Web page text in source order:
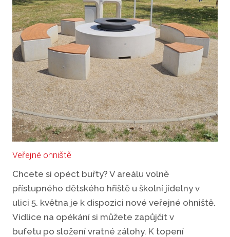
Veřejné ohniště
Chcete si opéct buřty? V areálu volně
přístupného dětského hřiště u školní jídelny v
ulici 5. května je k dispozici nové veřejné ohniště.
Vidlice na opékání si můžete zapůjčit v
bufetu po složení vratné zálohy. K topení